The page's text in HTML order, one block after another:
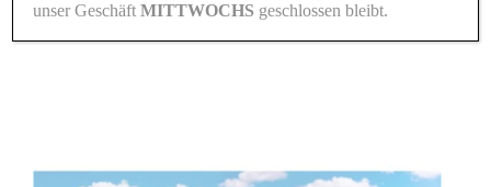
unser GeschäftMITTWOCHS geschlossen bleibt.